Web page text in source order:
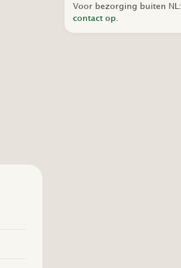
Voor bezorging buiten NL:
contact op.